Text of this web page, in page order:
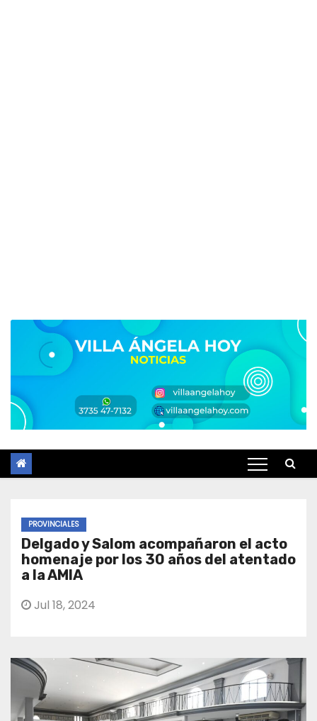
PROVINCIALES
Delgado y Salom acompañaron el acto
homenaje por los 30 años del atentado
a la AMIA
Jul 18, 2024